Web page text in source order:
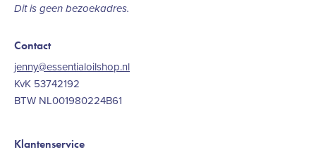
Dit is geen bezoekadres.
Contact
jenny@essentialoilshop.nl
KvK 53742192
BTW NL001980224B61
Klantenservice